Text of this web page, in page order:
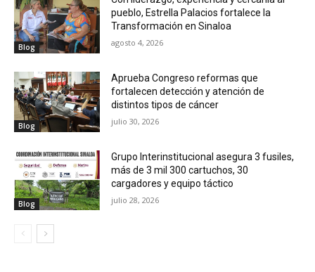
Blog
pueblo, Estrella Palacios fortalece la
Transformación en Sinaloa
agosto 4, 2026
Blog
Aprueba Congreso reformas que
fortalecen detección y atención de
distintos tipos de cáncer
julio 30, 2026
Blog
Grupo Interinstitucional asegura 3 fusiles,
más de 3 mil 300 cartuchos, 30
cargadores y equipo táctico
julio 28, 2026